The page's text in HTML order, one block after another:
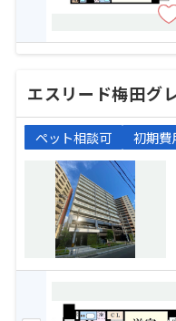
エスリード梅田グ
ペット相談可 初期費